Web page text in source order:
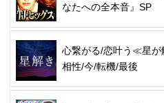
なたへの全本音』SP
心繋がる/恋叶う≪星
相性/今/転機/最後